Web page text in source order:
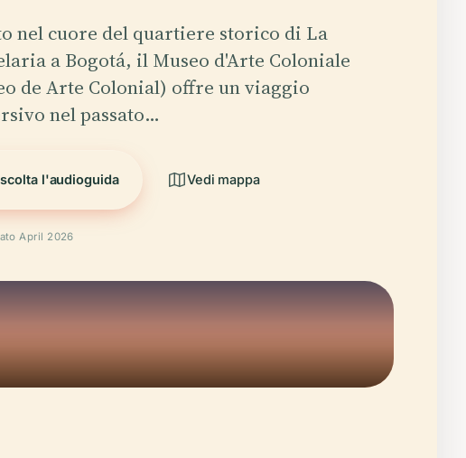
nel cuore del quartiere storico di La
a Bogotá, il Museo d'Arte Coloniale
de Arte Colonial) offre un viaggio
nel passato…
l'audioguida Vedi mappa
April 2026